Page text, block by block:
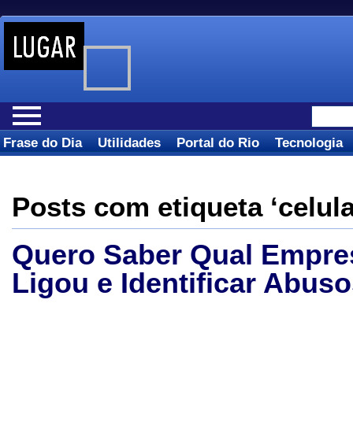
Frase do Dia Utilidades Portal do Rio Tecnologia
Posts com etiqueta
Quero Saber Qual
Ligou e Identificar